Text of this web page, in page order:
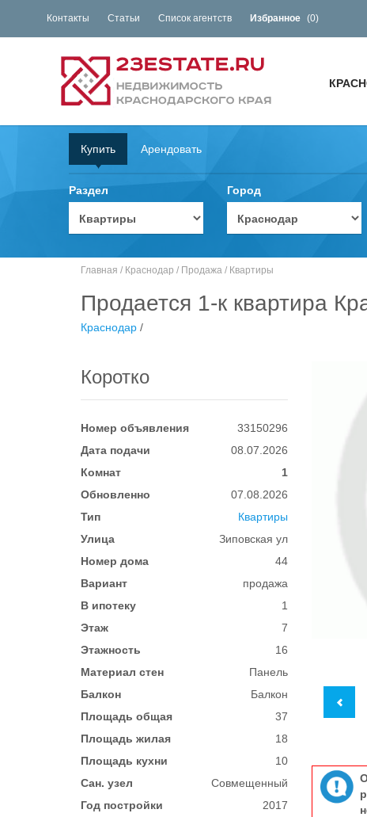
Контакты Статьи Список агентств Избранное (0)
Купить Арендовать
Раздел Город
Главная / Краснодар / Продажа / Квартиры
Продается 1-к квартира
Краснодар /
Коротко
Номер объявления
33150296
Дата подачи
08.07.2026
Комнат
1
Обновленно
07.08.2026
Тип
Квартиры
Улица
Зиповская ул
Номер дома
44
Вариант
продажа
В ипотеку
1
Этаж
7
Этажность
16
Материал стен
Панель
Балкон
Балкон
Площадь общая
37
Площадь жилая
18
Площадь кухни
10
Сан. узел
Совмещенный
Год постройки
2017